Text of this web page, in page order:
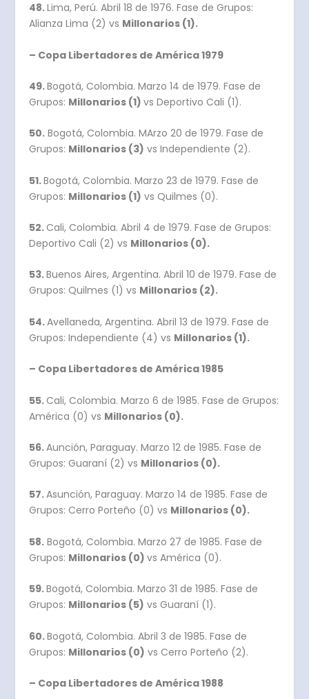
48.Lima, Perú. Abril 18 de 1976. Fase de Grupos:
Alianza Lima (2) vs Millonarios (1).
– Copa Libertadores de América 1979
49.Bogotá, Colombia. Marzo 14 de 1979. Fase de
Grupos: Millonarios (1)vs Deportivo Cali (1).
50. Bogotá, Colombia. MArzo 20 de 1979. Fase de
Grupos: Millonarios (3) vs Independiente (2).
51.Bogotá, Colombia. Marzo 23 de 1979. Fase de
Grupos: Millonarios (1) vs Quilmes (0).
52. Cali, Colombia. Abril 4 de 1979. Fase de Grupos:
Deportivo Cali (2) vs Millonarios (0).
53.Buenos Aires, Argentina. Abril 10 de 1979. Fase de
Grupos: Quilmes (1) vs Millonarios (2).
54.Avellaneda, Argentina. Abril 13 de 1979. Fase de
Grupos: Independiente (4) vs Millonarios (1).
– Copa Libertadores de América 1985
55. Cali, Colombia. Marzo 6 de 1985. Fase de Grupos:
América (0) vs Millonarios (0).
56.Aunción, Paraguay. Marzo 12 de 1985. Fase de
Grupos: Guaraní (2) vs Millonarios (0).
57.Asunción, Paraguay. Marzo 14 de 1985. Fase de
Grupos: Cerro Porteño (0) vs Millonarios (0).
58. Bogotá, Colombia. Marzo 27 de 1985. Fase de
Grupos: Millonarios (0)vs América (0).
59.Bogotá, Colombia. Marzo 31 de 1985. Fase de
Grupos: Millonarios (5) vs Guaraní (1).
60.Bogotá, Colombia. Abril 3 de 1985. Fase de
Grupos: Millonarios (0) vs Cerro Porteño (2).
– Copa Libertadores de América 1988